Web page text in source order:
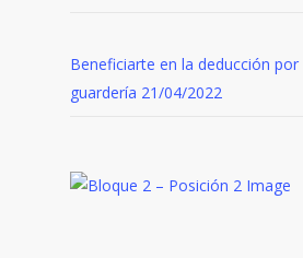
Beneficiarte en la deducción
guardería 21/04/2022